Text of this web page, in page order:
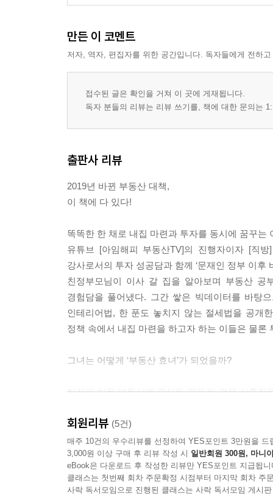
만든 이 코멘트
저자, 역자, 편집자를 위한 공간입니다. 독자들에게 전하
접수된 글은 확인을 거쳐 이 곳에 게재됩니다.
독자 분들의 리뷰는 리뷰 쓰기를, 책에 대한 문의는
출판사 리뷰
2019년 바뀐 부동산 대책,
이 책에 다 있다!
똑똑한 한 채로 내집 마련과 투자를 동시에 꿈꾸는
유튜브 [아임해피 부동산TV]의 진행자이자 [직
강사로서의 투자 성공담과 함께 ‘문재인 정부 이후
친정부모님이 이사 갈 집을 알아보며 부동산 공
경험담을 풀어냈다. 그간 쌓은 빅데이터를 바탕
인테리어법, 한 푼도 놓치지 않는 절세법을 공개
정책 속에서 내집 마련을 하고자 하는 이들은 물론
그녀는 어떻게 ‘부동산 효녀’가 되었을까?
저자가 처음 부동산에 관심을 갖게 된 것은 신혼
중에 ‘경매’를 알게 됐다.
부모님 집을 구해주고 나서 바로 경매 공부를 시
열심히 공부하고 현장조사에 힘을 쏟았다. 경매
어느 정도 쌓이고 나서는, 부동산 시장의 흐름에
그사이 부모님이 새 아파트를 마련하는 데 도움
회원리뷰 (5건)
매주 10건의 우수리뷰를 선정하여 YES포인트 3만원을 드
3,000원 이상 구매 후 리뷰 작성 시 일반회원 300원, 마니
eBook은 다운로드 후 작성한 리뷰만 YES포인트 지급됩니
클래스는 첫번째 회차 주문확정 시점부터 마지막 회차 주
사락 독서모임으로 진행된 클래스는 사락 독서모임 게시